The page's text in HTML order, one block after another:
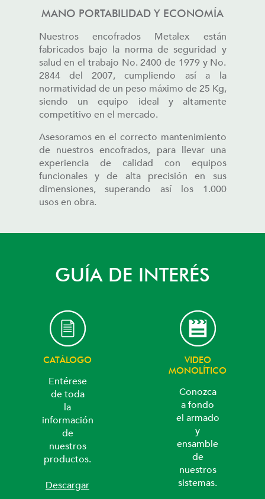
MANO PORTABILIDAD Y ECONOMÍA
Nuestros encofrados Metalex están
fabricados bajo la norma de seguridad y
salud en el trabajo No. 2400 de 1979 y No.
2844 del 2007, cumpliendo así a la
normatividad de un peso máximo de 25 Kg,
siendo un equipo ideal y altamente
competitivo en el mercado.
Asesoramos en el correcto mantenimiento
de nuestros encofrados, para llevar una
experiencia de calidad con equipos
funcionales y de alta precisión en sus
dimensiones, superando así los 1.000
usos en obra.
GUÍA DE INTERÉS
CATÁLOGO
Entérese
de toda
la
información
de
nuestros
productos.
Descargar
VIDEO
MONOLÍTICO
Conozca
a fondo
el armado
y
ensamble
de
nuestros
sistemas.